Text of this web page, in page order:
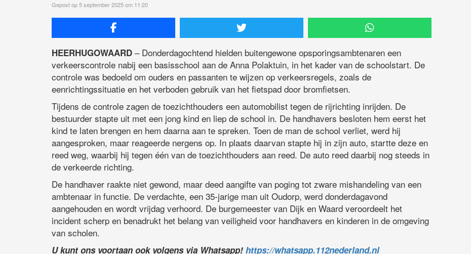
Gepost op 5 september 2025 om 11:20
HEERHUGOWAARD – Donderdagochtend hielden buitengewone opsporingsambtenaren een
verkeerscontrole nabij een basisschool aan de Anna Polaktuin, in het kader van de schoolstart. De
controle was bedoeld om ouders en passanten te wijzen op verkeersregels, zoals de
eenrichtingssituatie en het verboden gebruik van het fietspad door bromfietsen.
Tijdens de controle zagen de toezichthouders een automobilist tegen de rijrichting inrijden. De
bestuurder stapte uit met een jong kind en liep de school in. De handhavers besloten hem eerst het
kind te laten brengen en hem daarna aan te spreken. Toen de man de school verliet, werd hij
aangesproken, maar reageerde nergens op. In plaats daarvan stapte hij in zijn auto, startte deze en
reed weg, waarbij hij tegen één van de toezichthouders aan reed. De auto reed daarbij nog steeds in
de verkeerde richting.
De handhaver raakte niet gewond, maar deed aangifte van poging tot zware mishandeling van een
ambtenaar in functie. De verdachte, een 35-jarige man uit Oudorp, werd donderdagavond
aangehouden en wordt vrijdag verhoord. De burgemeester van Dijk en Waard veroordeelt het
incident scherp en benadrukt het belang van veiligheid voor handhavers en kinderen in de omgeving
van scholen.
U kunt ons voortaan ook volgens via Whatsapp! https://whatsapp.112nederland.nl